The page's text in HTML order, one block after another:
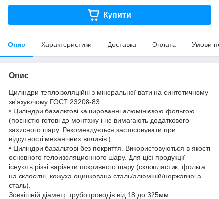
Купити
Опис Характеристики Доставка Оплата Умови
Опис
Циліндри теплоізоляційні з мінеральної вати на синтетичному
зв'язуючому ГОСТ 23208-83
• Циліндри базальтові кашированні алюмінієвою фольгою
(повністю готові до монтажу і не вимагають додаткового
захисного шару. Рекомендується застосовувати при
відсутності механічних впливів.)
• Циліндри базальтові без покриття. Використовуються в якості
основного телоизоляционного шару. Для цієї продукції
існують різні варіанти покривного шару (склопластик, фольга
на склосітці, кожуха оцинкована сталь/алюміній/нержавіюча
сталь).
Зовнішній діаметр трубопроводів від 18 до 325мм.